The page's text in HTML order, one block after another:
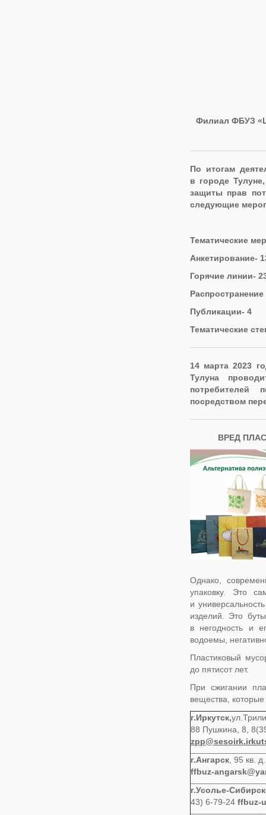
Филиал ФБУЗ
По итогам
в городе
защиты прав
следующие
Тематические
Анкетирование-
Горячие линии-
Распространение
Публикации- 4
Тематические
14 марта 2023
Тулуна
потребителей
посредством
ВРЕД
Однако,
упаковку. Это
и
изделий. Это
в негодность и
водоемы,
Пластиковый
до пятисот лет.
При сжигании
вещества,
г.Иркутск,
88 Пушкина, 8,
zpp@sesoirk.
г.Ангарск, 95 кв.
ffbuz-
г.Усолье-
43) 6-79-24 ffbuz-